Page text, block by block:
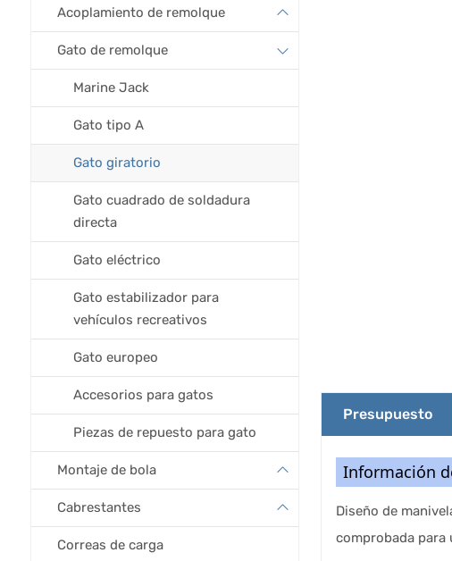
Presupuesto
Información
Diseño de
comprobada para
Acoplamiento de remolque
Gato de remolque
Marine Jack
Gato tipo A
Gato giratorio
Gato cuadrado de soldadura
directa
Gato eléctrico
Gato estabilizador para
vehículos recreativos
Gato europeo
Accesorios para gatos
Piezas de repuesto para gato
Montaje de bola
Cabrestantes
Correas de carga